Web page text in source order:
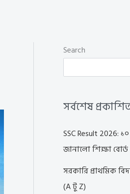
Search
সর্বশেষ
SSC Result 2026:
জানালো শিক্ষা বোর্ড
সরকারি প্রাথমিক
(A টু Z)